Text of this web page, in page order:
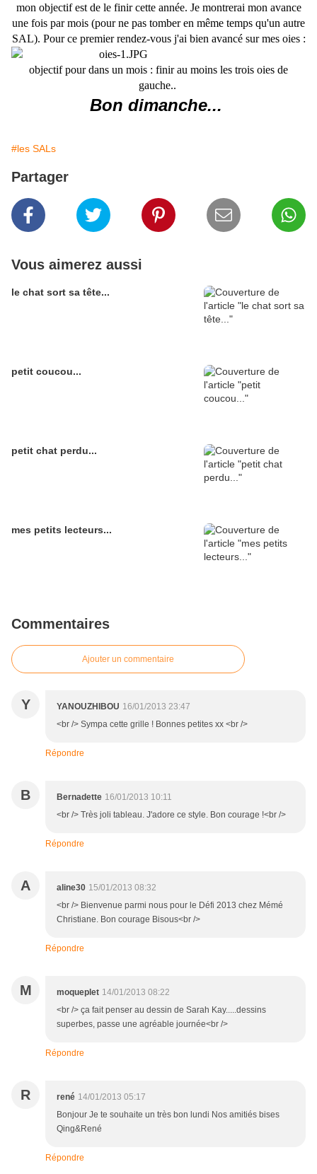
mon objectif est de le finir cette année. Je montrerai mon avance
une fois par mois (pour ne pas tomber en même temps qu'un autre
SAL). Pour ce premier rendez-vous j'ai bien avancé sur mes oies :
objectif pour dans un mois : finir au moins les trois oies de
gauche..
Bon dimanche...
#les SALs
Partager
Vous aimerez aussi
le chat sort sa tête...
petit coucou...
petit chat perdu...
mes petits lecteurs...
Commentaires
Ajouter un commentaire
Y YANOUZHIBOU 16/01/2013 23:47
<br /> Sympa cette grille ! Bonnes petites xx <br />
Répondre
B Bernadette 16/01/2013 10:11
<br /> Très joli tableau. J'adore ce style. Bon courage !<br />
Répondre
A aline30 15/01/2013 08:32
<br /> Bienvenue parmi nous pour le Défi 2013 chez Mémé
Christiane. Bon courage Bisous<br />
Répondre
M moqueplet 14/01/2013 08:22
<br /> ça fait penser au dessin de Sarah Kay.....dessins
superbes, passe une agréable journée<br />
Répondre
R rené 14/01/2013 05:17
Bonjour Je te souhaite un très bon lundi Nos amitiés bises
Qing&René
Répondre